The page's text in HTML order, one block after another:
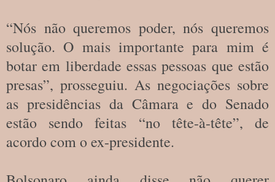
“Nós não queremos poder, nós queremos
solução. O mais importante para mim é
botar em liberdade essas pessoas que estão
presas”, prosseguiu. As negociações sobre
as presidências da Câmara e do Senado
estão sendo feitas “no tête-à-tête”, de
acordo com o ex-presidente.